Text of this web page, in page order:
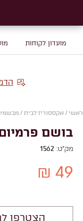
מועדון לקוחות
ראשי / אקססוריז לבית /
בושם
מק"ט: 1562
49 ₪
הצטרפו